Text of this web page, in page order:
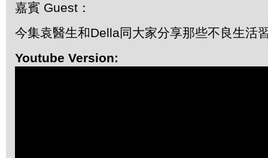
嘉賓 Guest：
今集袁醫生和Della同大家分享那些不良生活
Youtube Version: